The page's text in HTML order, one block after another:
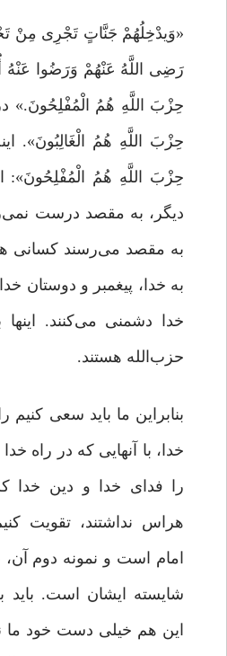
«وَیدْخِلُهُمْ جَنَّاتٍ تَجْرِی مِنْ
رَضِی اللَّهُ عَنْهُمْ وَرَضُوا عَنْهُ
حِزْبَ اللَّهِ هُمُ الْمُفْلِحُونَ.»
حِزْبَ اللَّهِ هُمُ الْغَالِبُونَ».
حِزْبَ اللَّهِ هُمُ الْمُفْلِحُونَ»:
دیگر، به مقصد درست
به مقصد مى‌‌رسند کسانى
به خدا، پیغمبر و دوستان
خدا دشمنى می‌کنند.
حزب‌الله هستند.
بنابراین ما باید سعى کنیم
خدا، با آنهایی که در راه
را فداى خدا و دین خدا
هراس نداشتند، تقویت
امام است و نمونه دوم
شایسته‌‌ ایشان است. باید
این هم خیلى دست خود